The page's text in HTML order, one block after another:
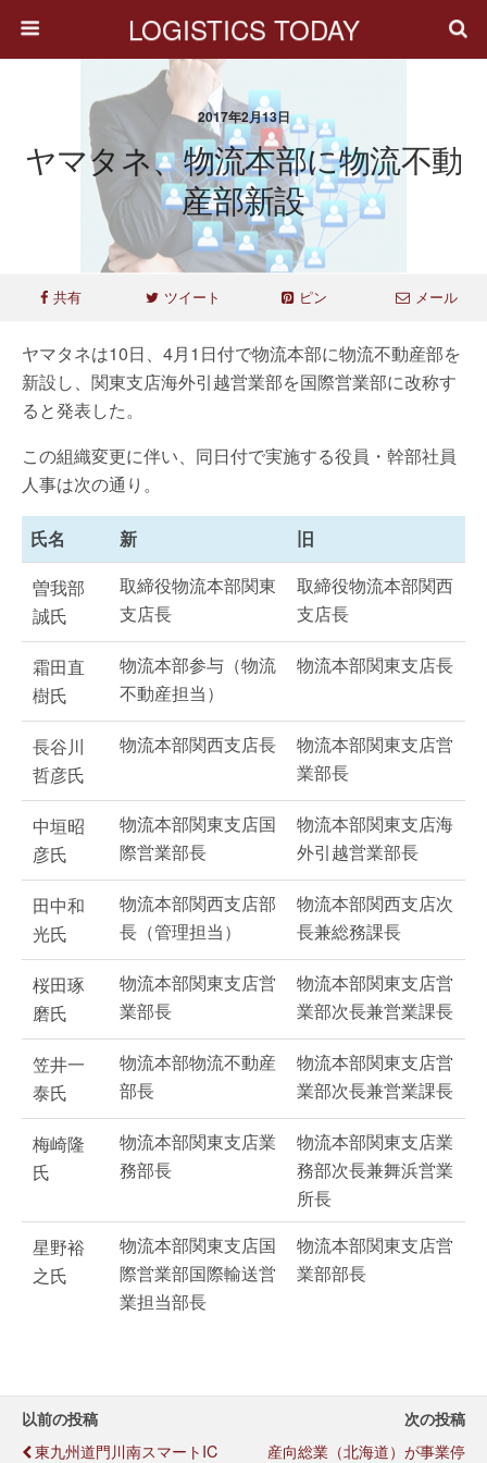
LOGISTICS TODAY
2017年2月13日
ヤマタネ、物流本部に物流不動
産部新設
共有 ツイート ピン メール
ヤマタネは10日、4月1日付で物流本部に物流不動産部を
新設し、関東支店海外引越営業部を国際営業部に改称す
ると発表した。
この組織変更に伴い、同日付で実施する役員・幹部社員
人事は次の通り。
氏名 新
旧
曽我部
誠氏
取締役物流本部関東
支店長
取締役物流本部関西
支店長
霜田直
樹氏
物流本部参与（物流
不動産担当）
物流本部関東支店長
長谷川
哲彦氏
物流本部関西支店長
物流本部関東支店営
業部長
中垣昭
彦氏
物流本部関東支店国
際営業部長
物流本部関東支店海
外引越営業部長
田中和
光氏
物流本部関西支店部
長（管理担当）
物流本部関西支店次
長兼総務課長
桜田琢
磨氏
物流本部関東支店営
業部長
物流本部関東支店営
業部次長兼営業課長
笠井一
泰氏
物流本部物流不動産
部長
物流本部関東支店営
業部次長兼営業課長
梅崎隆
氏
物流本部関東支店業
務部長
物流本部関東支店業
務部次長兼舞浜営業
所長
星野裕
之氏
物流本部関東支店国
際営業部国際輸送営
業担当部長
物流本部関東支店営
業部部長
以前の投稿
東九州道門川南スマートIC
次の投稿
産向総業（北海道）が事業停